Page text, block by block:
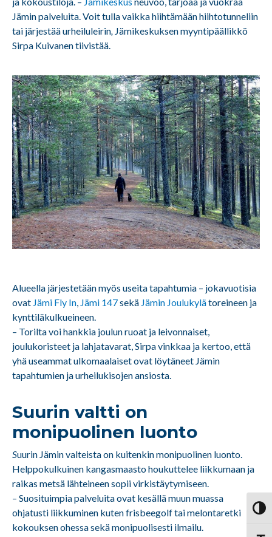
Jämin palveluita. Voit tulla vaikka hiihtämään hiihtotunneliin
tai järjestää urheiluleirin, Jämikeskuksen myyntipäällikkö
Sirpa Kuivanen tiivistää.
Alueella järjestetään myös useita tapahtumia – jokavuotisia
ovat Jämi Fly In, Jämi 147sekä Jämin Joulukylätoreineen ja
kynttiläkulkueineen.
– Torilta voi hankkia joulun ruoat ja leivonnaiset,
joulukoristeet ja lahjatavarat, Sirpa vinkkaa ja kertoo, että
yhä useammat ulkomaalaiset ovat löytäneet Jämin
tapahtumien ja urheilukisojen ansiosta.
Suurin valtti on
monipuolinen luonto
Suurin Jämin valteista on kuitenkin monipuolinen luonto.
Helppokulkuinen kangasmaasto houkuttelee liikkumaan ja
raikas metsä lähteineen sopii virkistäytymiseen.
– Suosituimpia palveluita ovat kesällä muun muassa
ohjatusti liikkuminen kuten frisbeegolf tai melontaretki
kokouksen ohessa sekä monipuolisesti ilmailu.